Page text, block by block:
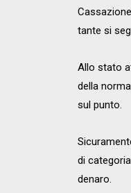
tante si
Allo stato
della
sul punto.
di
denaro.